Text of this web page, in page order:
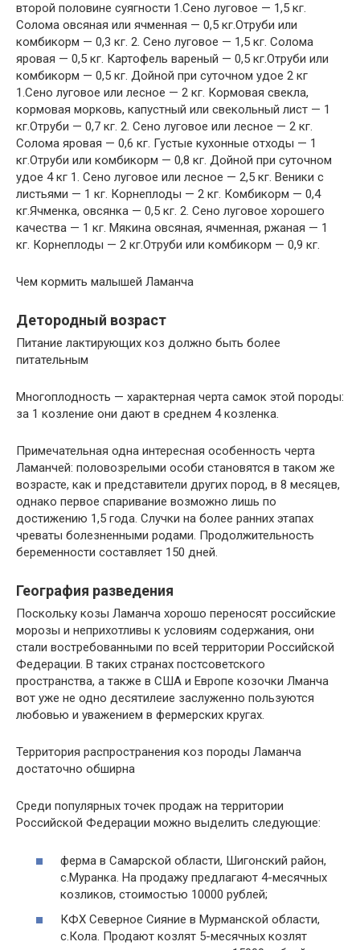
второй половине суягности 1.Сено луговое — 1,5 кг.
Солома овсяная или ячменная — 0,5 кг.Отруби или
комбикорм — 0,3 кг. 2. Сено луговое — 1,5 кг. Солома
яровая — 0,5 кг. Картофель вареный — 0,5 кг.Отруби или
комбикорм — 0,5 кг. Дойной при суточном удое 2 кг
1.Сено луговое или лесное — 2 кг. Кормовая свекла,
кормовая морковь, капустный или свекольный лист — 1
кг.Отруби — 0,7 кг. 2. Сено луговое или лесное — 2 кг.
Солома яровая — 0,6 кг. Густые кухонные отходы — 1
кг.Отруби или комбикорм — 0,8 кг. Дойной при суточном
удое 4 кг 1. Сено луговое или лесное — 2,5 кг. Веники с
листьями — 1 кг. Корнеплоды — 2 кг. Комбикорм — 0,4
кг.Ячменка, овсянка — 0,5 кг. 2. Сено луговое хорошего
качества — 1 кг. Мякина овсяная, ячменная, ржаная — 1
кг. Корнеплоды — 2 кг.Отруби или комбикорм — 0,9 кг.
Чем кормить малышей Ламанча
Детородный возраст
Питание лактирующих коз должно быть более
питательным
Многоплодность — характерная черта самок этой породы:
за 1 козление они дают в среднем 4 козленка.
Примечательная одна интересная особенность черта
Ламанчей: половозрелыми особи становятся в таком же
возрасте, как и представители других пород, в 8 месяцев,
однако первое спаривание возможно лишь по
достижению 1,5 года. Случки на более ранних этапах
чреваты болезненными родами. Продолжительность
беременности составляет 150 дней.
География разведения
Поскольку козы Ламанча хорошо переносят российские
морозы и неприхотливы к условиям содержания, они
стали востребованными по всей территории Российской
Федерации. В таких странах постсоветского
пространства, а также в США и Европе козочки Лманча
вот уже не одно десятилеие заслуженно пользуются
любовью и уважением в фермерских кругах.
Территория распространения коз породы Ламанча
достаточно обширна
Среди популярных точек продаж на территории
Российской Федерации можно выделить следующие:
ферма в Самарской области, Шигонский район,
с.Муранка. На продажу предлагают 4-месячных
козликов, стоимостью 10000 рублей;
КФХ Северное Сияние в Мурманской области,
с.Кола. Продают козлят 5-месячных козлят